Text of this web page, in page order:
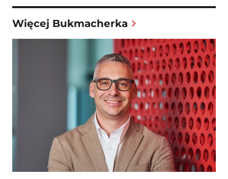
Więcej Bukmacherka